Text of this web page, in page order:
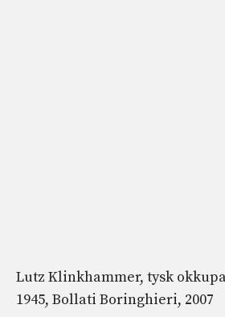
Lutz Klinkhammer, tysk
1945, Bollati Boringhieri, 2007